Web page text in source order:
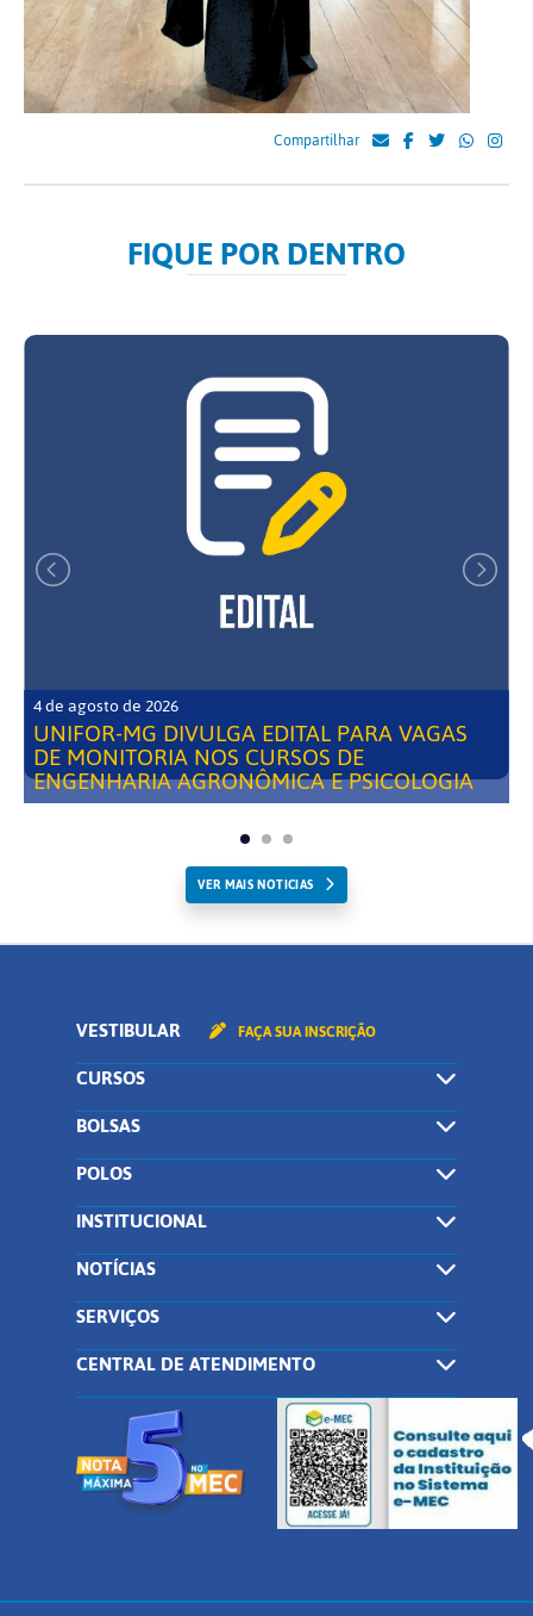
Compartilhar
FIQUE POR DENTRO
4 de agosto de 2026
UNIFOR-MG DIVULGA EDITAL PARA VAGAS
DE MONITORIA NOS CURSOS DE
ENGENHARIA AGRONÔMICA E PSICOLOGIA
VER MAIS NOTICIAS
VESTIBULAR FAÇA SUA INSCRIÇÃO
CURSOS
BOLSAS
POLOS
INSTITUCIONAL
NOTÍCIAS
SERVIÇOS
CENTRAL DE ATENDIMENTO